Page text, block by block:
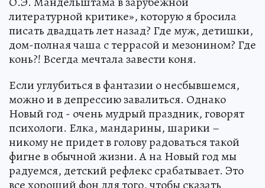
литературной критике», которую я бросила
писать двадцать лет назад? Где муж, детишки,
дом-полная чаша с террасой и мезонином? Где
конь?! Всегда мечтала завести коня.
Если углубиться в фантазии о несбывшемся,
можно и в депрессию завалиться. Однако
Новый год - очень мудрый праздник, говорят
психологи. Елка, мандарины, шарики –
никому не придет в голову радоваться такой
фигне в обычной жизни. А на Новый год мы
радуемся, детский рефлекс срабатывает. Это
все хороший фон для того, чтобы сказать